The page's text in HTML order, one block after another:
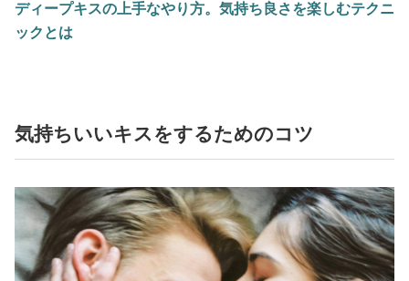
ディープキスの上手なやり方。気持ち良さを楽しむテクニ
ックとは
気持ちいいキスをするためのコツ